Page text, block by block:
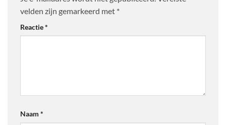
velden zijn gemarkeerd met *
Reactie*
Naam *